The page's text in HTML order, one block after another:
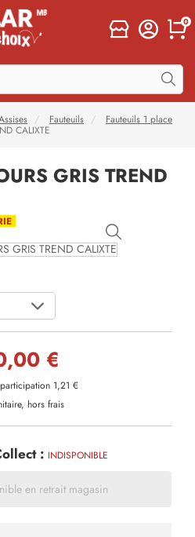
0
Fauteuils
Fauteuils 1 place
CALIXTE
GRIS TREND
€
1,21 €
hors frais
: INDISPONIBLE
en retrait magasin